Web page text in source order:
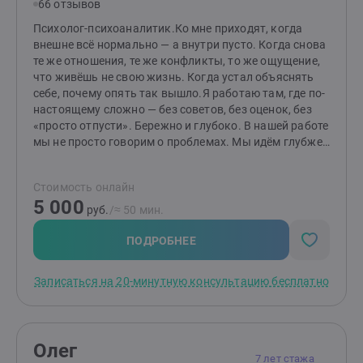
66 отзывов
Психолог-психоаналитик.Ко мне приходят, когда
внешне всё нормально — а внутри пусто. Когда снова
те же отношения, те же конфликты, то же ощущение,
что живёшь не свою жизнь. Когда устал объяснять
себе, почему опять так вышло.Я работаю там, где по-
настоящему сложно — без советов, без оценок, без
«просто отпусти». Бережно и глубоко. В нашей работе
мы не просто говорим о проблемах. Мы идём глубже
возможно, никому не говорили. Именно там
начинается настоящее изменение — не в поведении, а
в ощущении себя. Постепенно появляется то, чего
давно не было: ощущение опоры внутри, а не
снаружи. Понимание своих желаний — не «что от
отношениях — и при этом оставаться собой. В
Регулярно работаю с супервизорами. Я знаю изнутри,
Стоимость онлайн
5 000 руб. /≈ 50 мин.
ПОДРОБНЕЕ
Записаться на 20-минутную консультацию бесплатно
7 лет стажа
Олег